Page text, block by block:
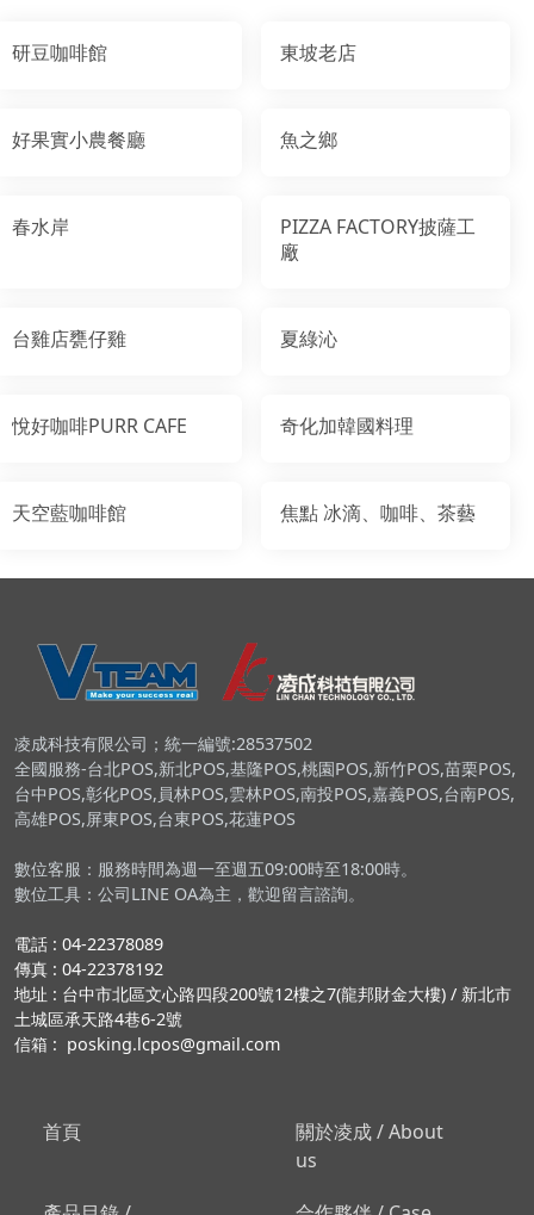
研豆咖啡館 東坡老店
好果實小農餐廳 魚之鄉
春水岸
PIZZA FACTORY披薩工
廠
台雞店甕仔雞 夏綠沁
悅好咖啡PURR CAFE 奇化加韓國料理
天空藍咖啡館 焦點 冰滴、咖啡、茶藝
凌成科技有限公司；統一編號:28537502
全國服務-台北POS,新北POS,基隆POS,桃園POS,新竹POS,苗栗POS,
台中POS,彰化POS,員林POS,雲林POS,南投POS,嘉義POS,台南POS,
高雄POS,屏東POS,台東POS,花蓮POS
數位客服：服務時間為週一至週五09:00時至18:00時。
數位工具：公司LINE OA為主，歡迎留言諮詢。
電話 : 04-22378089
傳真 : 04-22378192
地址 : 台中市北區文心路四段200號12樓之7(龍邦財金大樓) / 新北市
土城區承天路4巷6-2號
信箱 : posking.lcpos@gmail.com
首頁
關於凌成 / About
us